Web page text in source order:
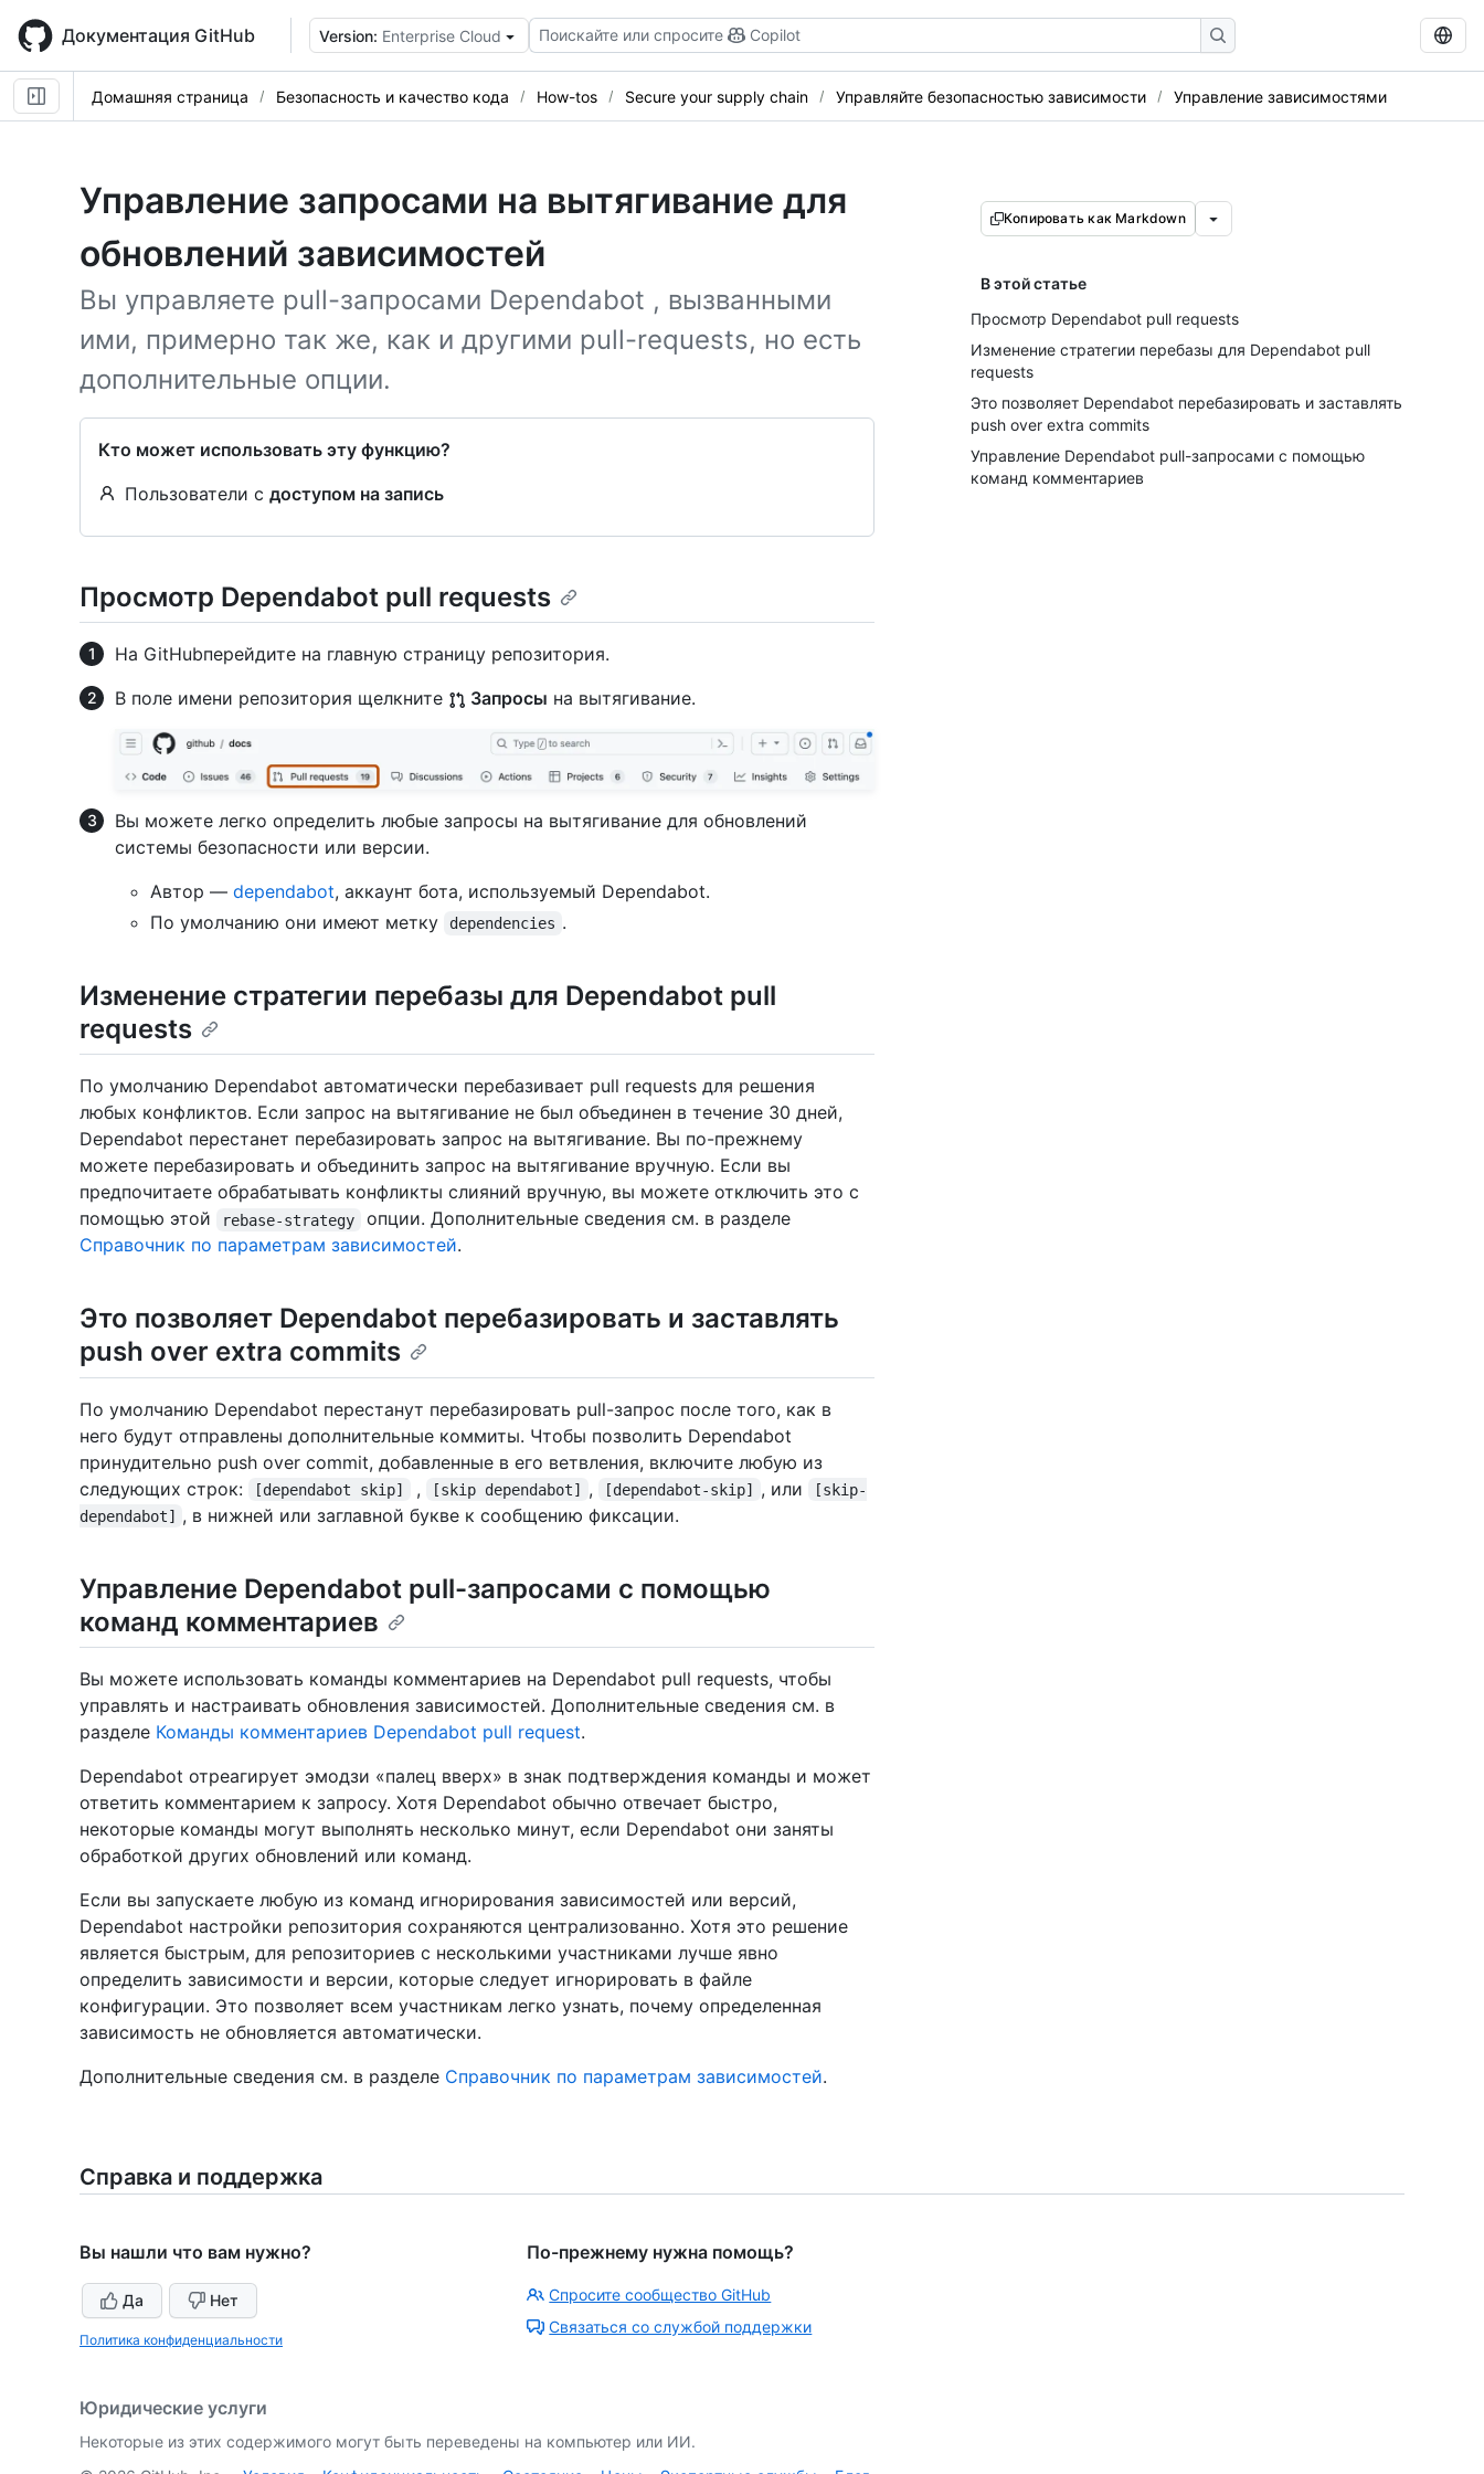
main
content
Документация GitHub Version: Enterprise Cloud Поискайте или спросите Copilot
Домашняя страница Безопасность и качество кода How-tos Secure your supply chain Управляйте безопасностью зависимости Управление зависимостями
Управление запросами на вытягивание для
обновлений зависимостей
Вы управляете pull-запросами Dependabot , вызванными
ими, примерно так же, как и другими pull-requests, но есть
дополнительные опции.
Кто может использовать эту функцию?
Пользователи с доступом на запись
Копировать как Markdown
В этой статье
Просмотр Dependabot pull requests
Изменение стратегии перебазы для Dependabot pull
requests
Это позволяет Dependabot перебазировать и заставлять
push over extra commits
Управление Dependabot pull-запросами с помощью
команд комментариев
Просмотр Dependabot pull requests
На GitHubперейдите на главную страницу репозитория.
В поле имени репозитория щелкните
Запросы на вытягивание.
Вы можете легко определить любые запросы на вытягивание для обновлений
системы безопасности или версии.
Автор — dependabot, аккаунт бота, используемый Dependabot.
По умолчанию они имеют метку
dependencies .
Изменение стратегии перебазы для Dependabot pull
requests
По умолчанию Dependabot автоматически перебазивает pull requests для решения
любых конфликтов. Если запрос на вытягивание не был объединен в течение 30 дней,
Dependabot перестанет перебазировать запрос на вытягивание. Вы по-прежнему
можете перебазировать и объединить запрос на вытягивание вручную. Если вы
предпочитаете обрабатывать конфликты слияний вручную, вы можете отключить это с
помощью этой
rebase-strategy
опции. Дополнительные сведения см. в разделе
Справочник по параметрам зависимостей.
Это позволяет Dependabot перебазировать и заставлять
push over extra commits
По умолчанию Dependabot перестанут перебазировать pull-запрос после того, как в
него будут отправлены дополнительные коммиты. Чтобы позволить Dependabot
принудительно push over commit, добавленные в его ветвления, включите любую из
следующих строк:
[dependabot skip] , [skip dependabot] , [dependabot-skip] , или
[skip-
dependabot] , в нижней или заглавной букве к сообщению фиксации.
Управление Dependabot pull-запросами с помощью
команд комментариев
Вы можете использовать команды комментариев на Dependabot pull requests, чтобы
управлять и настраивать обновления зависимостей. Дополнительные сведения см. в
разделе Команды комментариев Dependabot pull request.
Dependabot отреагирует эмодзи «палец вверх» в знак подтверждения команды и может
ответить комментарием к запросу. Хотя Dependabot обычно отвечает быстро,
некоторые команды могут выполнять несколько минут, если Dependabot они заняты
обработкой других обновлений или команд.
Если вы запускаете любую из команд игнорирования зависимостей или версий,
Dependabot настройки репозитория сохраняются централизованно. Хотя это решение
является быстрым, для репозиториев с несколькими участниками лучше явно
определить зависимости и версии, которые следует игнорировать в файле
конфигурации. Это позволяет всем участникам легко узнать, почему определенная
зависимость не обновляется автоматически.
Дополнительные сведения см. в разделе Справочник по параметрам зависимостей.
Справка и поддержка
Вы нашли что вам нужно?
Да Нет
Политика конфиденциальности
По-прежнему нужна помощь?
Спросите сообщество GitHub
Связаться со службой поддержки
Юридические услуги
Некоторые из этих содержимого могут быть переведены на компьютер или ИИ.